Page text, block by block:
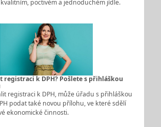
poctivém a jednoduchém jídle.
registraci k DPH? Pošlete s přihláškou
registraci k DPH, může úřadu s přihláškou
podat také novou přílohu, ve které sdělí
ekonomické činnosti.